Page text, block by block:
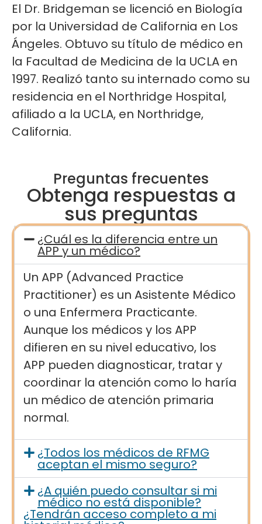
El Dr. Bridgeman se licenció en Biología
por la Universidad de California en Los
Ángeles. Obtuvo su título de médico en
la Facultad de Medicina de la UCLA en
1997. Realizó tanto su internado como su
residencia en el Northridge Hospital,
afiliado a la UCLA, en Northridge,
California.
Preguntas frecuentes
Obtenga respuestas a
sus preguntas
¿Cuál es la diferencia entre un
APP y un médico?
Un APP (Advanced Practice
Practitioner) es un Asistente Médico
o una Enfermera Practicante.
Aunque los médicos y los APP
difieren en su nivel educativo, los
APP pueden diagnosticar, tratar y
coordinar la atención como lo haría
un médico de atención primaria
normal.
¿Todos los médicos de RFMG
aceptan el mismo seguro?
¿A quién puedo consultar si mi
médico no está disponible?
¿Tendrán acceso completo a mi